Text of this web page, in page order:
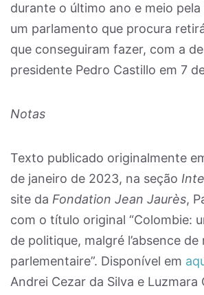
durante o último ano e meio
um parlamento que procura
que conseguiram fazer, com a
presidente Pedro Castillo em 7
Notas
Texto publicado originalmente
de janeiro de 2023, na seção
site da Fondation Jean Jaurès,
com o título original “Colombie:
de politique, malgré l’absence
parlementaire”. Disponível em
Andrei Cezar da Silva e Luzmara